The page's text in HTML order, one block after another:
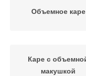
Объемное каре
Каре с
макушкой